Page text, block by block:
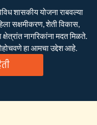
शासकीय योजना राबवल्या
सक्षमीकरण, शेती विकास,
क्षेत्रांत नागरिकांना मदत मिळते.
हा आमचा उद्देश आहे.